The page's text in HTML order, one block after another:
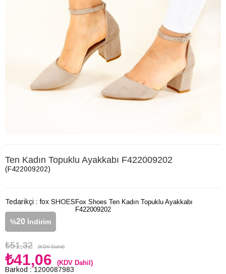
Ten Kadın Topuklu Ayakkabı F422009202
(F422009202)
Tedarikçi : fox SHOES
%20 İndirim
₺51,32 (KDV Dahil)
₺41,06 (KDV Dahil)
Barkod : 1200087983
Fox Shoes Ten Kadın Topuklu Ayakkabı
F422009202